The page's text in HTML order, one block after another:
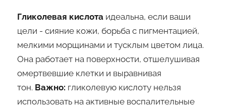
Гликолевая кислота идеальна, если ваши
цели - сияние кожи, борьба с пигментацией,
мелкими морщинами и тусклым цветом лица.
Она работает на поверхности, отшелушивая
омертвевшие клетки и выравнивая
тон. Важно: гликолевую кислоту нельзя
использовать на активные воспалительные